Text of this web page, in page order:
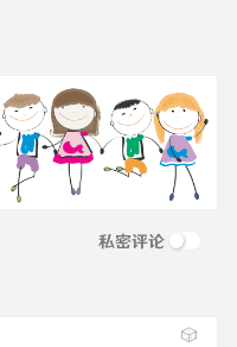
私密评论
🎲